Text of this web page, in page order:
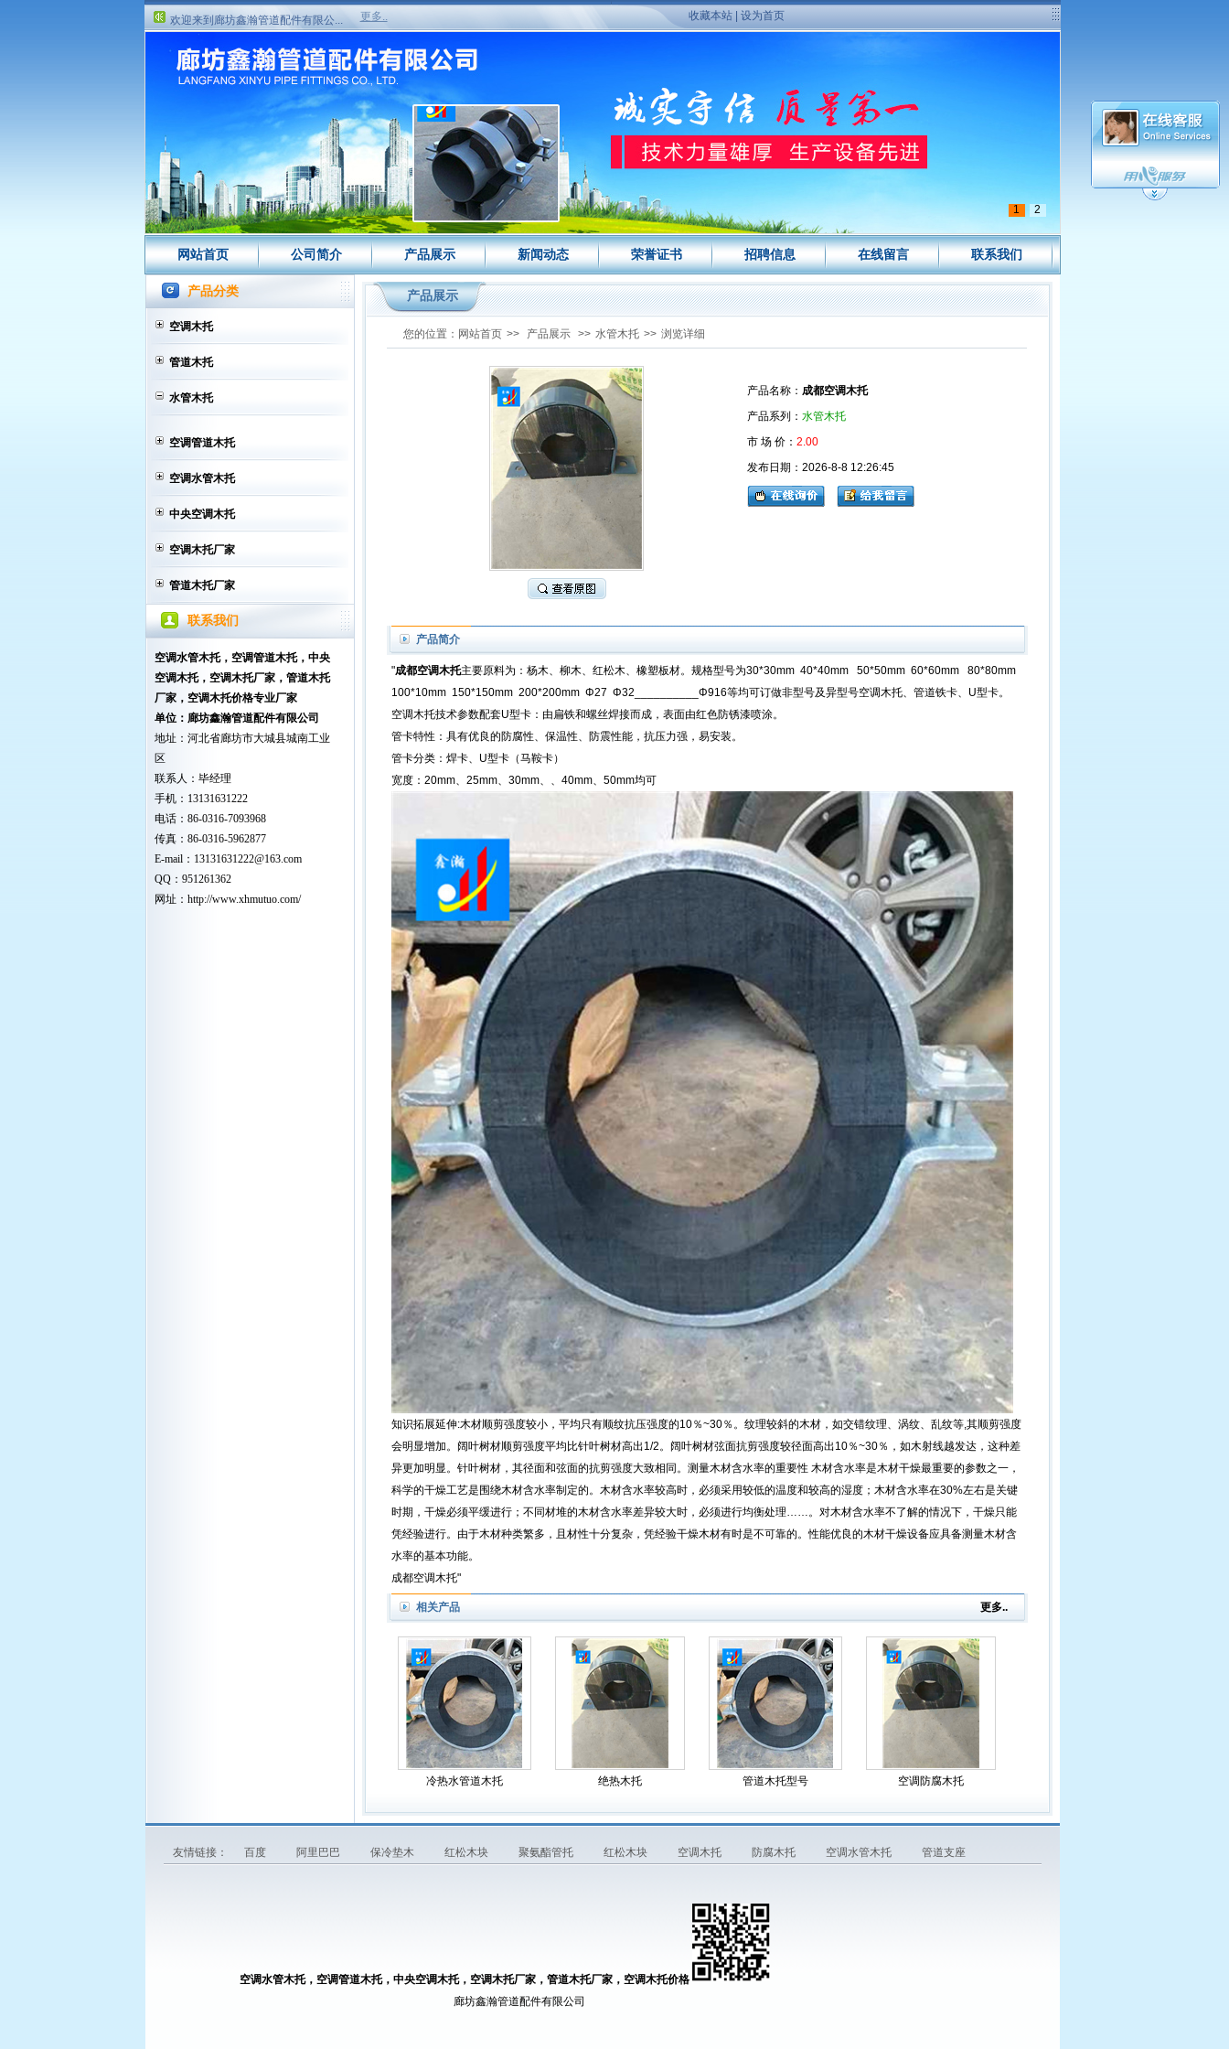
欢迎来到廊坊鑫瀚管道配件有限公...
欢迎来到廊坊鑫瀚管道配件有限公...
更多.. 收藏本站| 设为首页
1 2
网站首页 公司简介 产品展示 新闻动态 荣誉证书 招聘信息 在线留言 联系我们
产品分类
空调木托
管道木托
水管木托
空调管道木托
空调水管木托
中央空调木托
空调木托厂家
管道木托厂家
联系我们
空调水管木托，空调管道木托，中央
空调木托，空调木托厂家，管道木托
厂家，空调木托价格专业厂家
单位：廊坊鑫瀚管道配件有限公司
地址：河北省廊坊市大城县城南工业
区
联系人：毕经理
手机：13131631222
电话：86-0316-7093968
传真：86-0316-5962877
E-mail： 13131631222@163.com
QQ：951261362
网址： http://www.xhmutuo.com/
产品展示
您的位置： 网站首页 >> 产品展示 >> 水管木托 >> 浏览详细
产品名称： 成都空调木托
产品系列： 水管木托
市 场 价： 2.00
发布日期：2026-8-8 12:26:45
产品简介
"成都空调木托主要原料为：杨木、柳木、红松木、橡塑板材。规格型号为30*30mm 40*40mm 50*50mm 60*60mm 80*80mm
100*10mm 150*150mm 200*200mm Φ27 Φ32__________Φ916等均可订做非型号及异型号空调木托、管道铁卡、U型卡。
空调木托技术参数配套U型卡：由扁铁和螺丝焊接而成，表面由红色防锈漆喷涂。
管卡特性：具有优良的防腐性、保温性、防震性能，抗压力强，易安装。
管卡分类：焊卡、U型卡（马鞍卡）
宽度：20mm、25mm、30mm、、40mm、50mm均可
知识拓展延伸:木材顺剪强度较小，平均只有顺纹抗压强度的10％~30％。纹理较斜的木材，如交错纹理、涡纹、乱纹等,其顺剪强度
会明显增加。阔叶树材顺剪强度平均比针叶树材高出1/2。阔叶树材弦面抗剪强度较径面高出10％~30％，如木射线越发达，这种差
异更加明显。针叶树材，其径面和弦面的抗剪强度大致相同。测量木材含水率的重要性 木材含水率是木材干燥最重要的参数之一，
科学的干燥工艺是围绕木材含水率制定的。木材含水率较高时，必须采用较低的温度和较高的湿度；木材含水率在30%左右是关键
时期，干燥必须平缓进行；不同材堆的木材含水率差异较大时，必须进行均衡处理……。对木材含水率不了解的情况下，干燥只能
凭经验进行。由于木材种类繁多，且材性十分复杂，凭经验干燥木材有时是不可靠的。性能优良的木材干燥设备应具备测量木材含
水率的基本功能。
成都空调木托"
相关产品 更多..
冷热水管道木托 绝热木托 管道木托型号 空调防腐木托
友情链接： 百度 阿里巴巴 保冷垫木 红松木块 聚氨酯管托 红松木块 空调木托 防腐木托 空调水管木托 管道支座
空调水管木托，空调管道木托，中央空调木托，空调木托厂家，管道木托厂家，空调木托价格
廊坊鑫瀚管道配件有限公司